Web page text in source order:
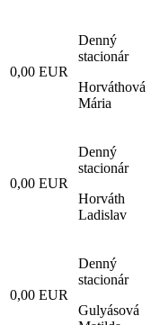
0,00 EUR
Denný
stacionár
Horváthová
Mária
0,00 EUR
Denný
stacionár
Horváth
Ladislav
0,00 EUR
Denný
stacionár
Gulyásová